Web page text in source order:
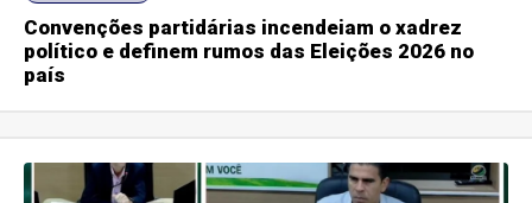
Convenções partidárias incendeiam o xadrez
político e definem rumos das Eleições 2026 no
país